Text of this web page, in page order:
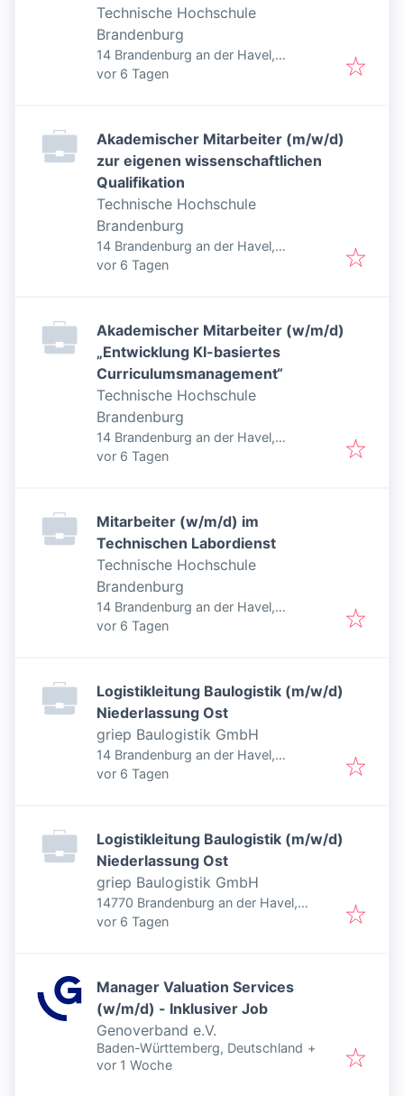
Technische Hochschule
Brandenburg
14 Brandenburg an der Havel,
Deutschland
Veröffentlicht
vor 6 Tagen
Akademischer Mitarbeiter (m/w/d)
zur eigenen wissenschaftlichen
Qualifikation
Technische Hochschule
Brandenburg
14 Brandenburg an der Havel,
Deutschland
Veröffentlicht
vor 6 Tagen
Akademischer Mitarbeiter (w/m/d)
„Entwicklung KI-basiertes
Curriculumsmanagement“
Technische Hochschule
Brandenburg
14 Brandenburg an der Havel,
Deutschland
Veröffentlicht
vor 6 Tagen
Mitarbeiter (w/m/d) im
Technischen Labordienst
Technische Hochschule
Brandenburg
14 Brandenburg an der Havel,
Deutschland
Veröffentlicht
vor 6 Tagen
Logistikleitung Baulogistik (m/w/d)
Niederlassung Ost
griep Baulogistik GmbH
14 Brandenburg an der Havel,
Deutschland
Veröffentlicht
vor 6 Tagen
Logistikleitung Baulogistik (m/w/d)
Niederlassung Ost
griep Baulogistik GmbH
14770 Brandenburg an der Havel,
Deutschland
Veröffentlicht
vor 6 Tagen
Manager Valuation Services
(w/m/d) - Inklusiver Job
Genoverband e.V.
Baden-Württemberg, Deutschland +
Veröffentlicht
vor 1 Woche